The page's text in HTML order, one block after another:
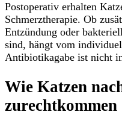
Postoperativ erhalten
Schmerztherapie. Ob
Entzündung oder
sind, hängt vom
Antibiotikagabe ist nicht
Wie Katzen
zurechtkommen